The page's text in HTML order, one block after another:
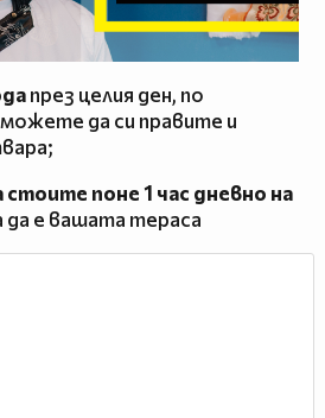
през целия ден, по
да си правите и
поне 1 час дневно на
да е вашата тераса